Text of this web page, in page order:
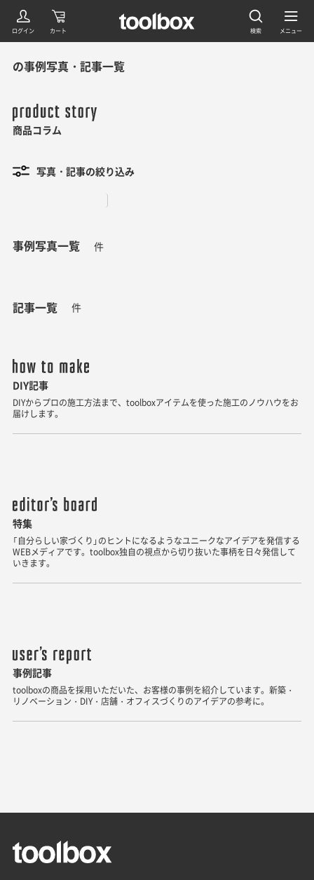
の事例写真・記事一覧
商品コラム
写真・記事の絞り込み
事例写真一覧 件
記事一覧 件
DIY記事
DIYからプロの施工方法まで、toolboxアイテムを使った施工のノウハウをお
届けします。
特集
「自分らしい家づくり」のヒントになるようなユニークなアイデアを発信する
WEBメディアです。toolbox独自の視点から切り抜いた事柄を日々発信して
いきます。
事例記事
toolboxの商品を採用いただいた、お客様の事例を紹介しています。新築・
リノベーション・DIY・店舗・オフィスづくりのアイデアの参考に。